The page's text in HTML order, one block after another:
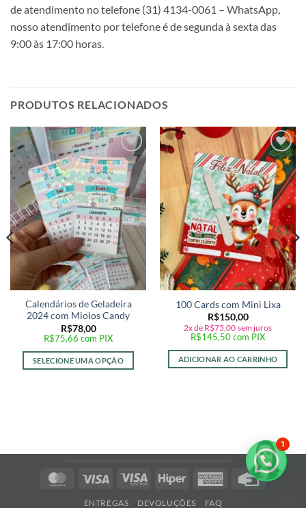
de atendimento no telefone (31) 4134-0061 – WhatsApp,
nosso atendimento por telefone é de segunda à sexta das
9:00 às 17:00 horas.
PRODUTOS RELACIONADOS
Adicionar
a lista de
desejos
Calendários de Geladeira
2024 com Miolos Candy
R$78,00
R$75,66 com PIX
SELECIONE UMA OPÇÃO
Adicionar
a lista de
desejos
100 Cards com Mini Lixa
R$150,00
2x de R$75,00 sem juros
R$145,50com PIX
ADICIONAR AO CARRINHO
MasterCardVisa
Visa
Hiper
AmericanCredit
ENTREGAS DEVOLUÇÕES FAQ
1